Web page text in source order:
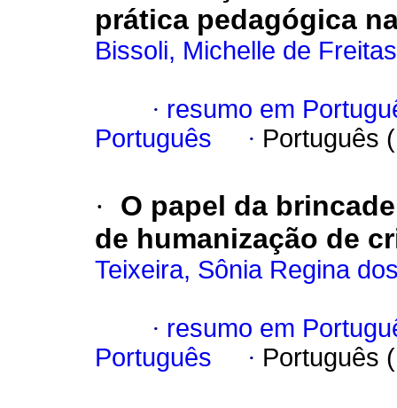
prática pedagógica
Bissoli, Michelle de Freitas
· resumo em
Português
· Português
·
O papel da
de humanização de
Teixeira, Sônia Regina
· resumo em
Português
· Português